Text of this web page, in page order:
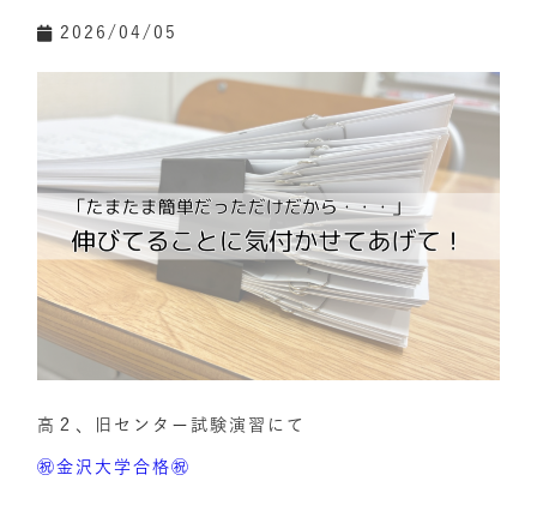
2026/04/05
高２、旧センター試験演習にて
㊗︎金沢大学合格㊗︎